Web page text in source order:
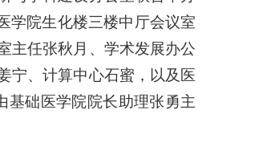
学院生化楼三楼中厅会议室
主任张秋月、学术发展办公
宁、计算中心石蜜，以及医
基础医学院院长助理张勇主